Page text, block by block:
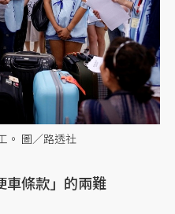
。 圖／路透社
車條款」的兩難